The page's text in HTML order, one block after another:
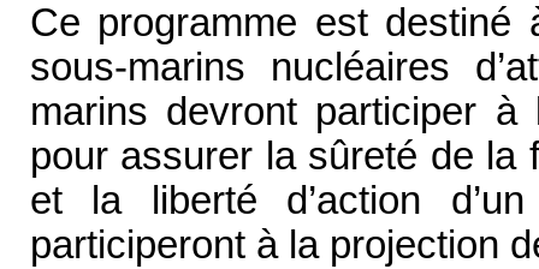
Ce programme est destiné
sous-marins nucléaires
marins devront participer
pour assurer la sûreté de la
et la liberté d’action
participeront à la projection